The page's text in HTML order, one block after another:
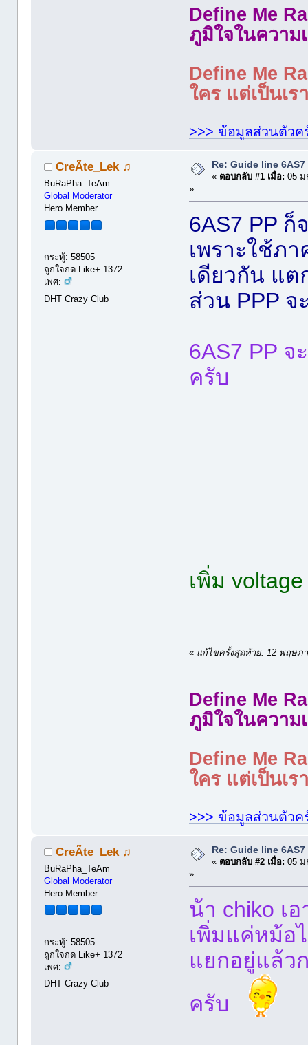
Define Me
ภูมิใจในความ
Define Me
ใคร แต่เป็นเ
>>> ข้อมูลส่วนตัวค
CreÃte_Lek ♫
BuRaPha_TeAm
Global Moderator
Hero Member
กระทู้: 58505
ถูกใจกด Like+ 1372
เพศ:
DHT Crazy Club
Re: Guide line
« ตอบกลับ #1 เมื่อ: 05 ม
»
6AS7 PP
เพราะใช้ภ
เดียวกัน แต
ส่วน PPP จ
6AS7 PP จ
ครับ
เพิ่ม
« แก้ไขครั้งสุดท้าย: 12 พฤษภ
Define Me
ภูมิใจในความ
Define Me
ใคร แต่เป็นเ
>>> ข้อมูลส่วนตัวค
CreÃte_Lek ♫
BuRaPha_TeAm
Global Moderator
Hero Member
กระทู้: 58505
ถูกใจกด Like+ 1372
เพศ:
DHT Crazy Club
Re: Guide line
« ตอบกลับ #2 เมื่อ: 05 ม
»
น้า chiko เ
เพิ่มแค่หม้อ
แยกอยู่แล้ว
ครับ